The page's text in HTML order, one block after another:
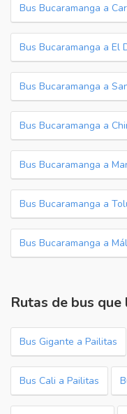
Bus Bucaramanga a
Bus Bucaramanga a El
Bus Bucaramanga a
Bus Bucaramanga a
Bus Bucaramanga a
Bus Bucaramanga a
Bus Bucaramanga a
Rutas de bus
Bus Gigante a Pailitas
Bus Cali a Pailitas